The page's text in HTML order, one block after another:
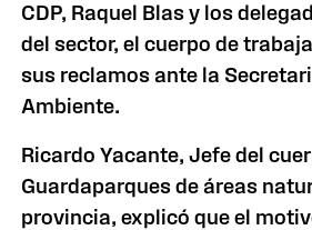
CDP, Raquel Blas y los
del sector, el cuerpo de
sus reclamos ante la
Ambiente.
Ricardo Yacante, Jefe del
Guardaparques de áreas
provincia, explicó que el